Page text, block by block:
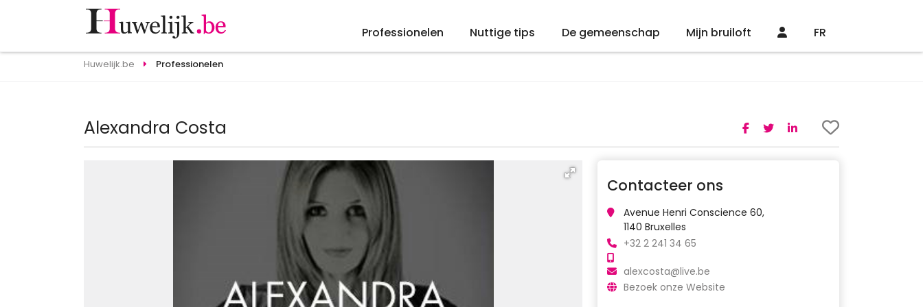
Professionelen Nuttige tips De gemeenschap Mijn bruiloft FR
Huwelijk.be Professionelen
Alexandra Costa
Contacteer ons
Avenue Henri Conscience 60,
1140 Bruxelles
+32 2 241 34 65
alexcosta@live.be
Bezoek onze Website